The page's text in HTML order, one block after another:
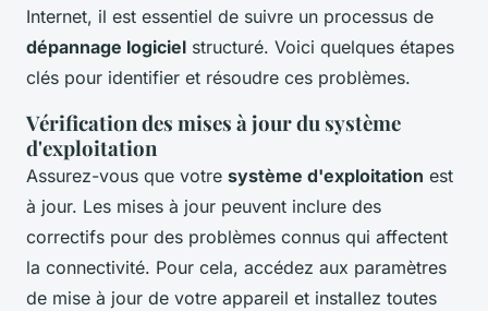
Internet, il est essentiel de suivre un processus de
dépannage logiciel structuré. Voici quelques étapes
clés pour identifier et résoudre ces problèmes.
Vérification des mises à jour du système
d'exploitation
Assurez-vous que votre système d'exploitation est
à jour. Les mises à jour peuvent inclure des
correctifs pour des problèmes connus qui affectent
la connectivité. Pour cela, accédez aux paramètres
de mise à jour de votre appareil et installez toutes